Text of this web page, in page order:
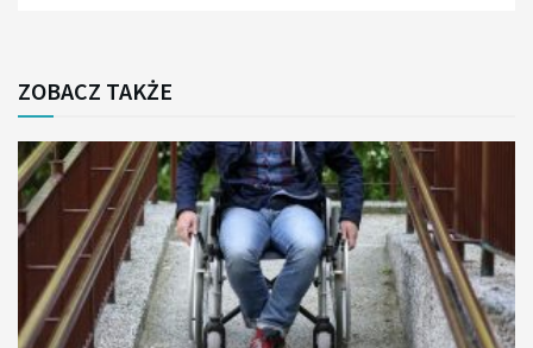
ZOBACZ TAKŻE